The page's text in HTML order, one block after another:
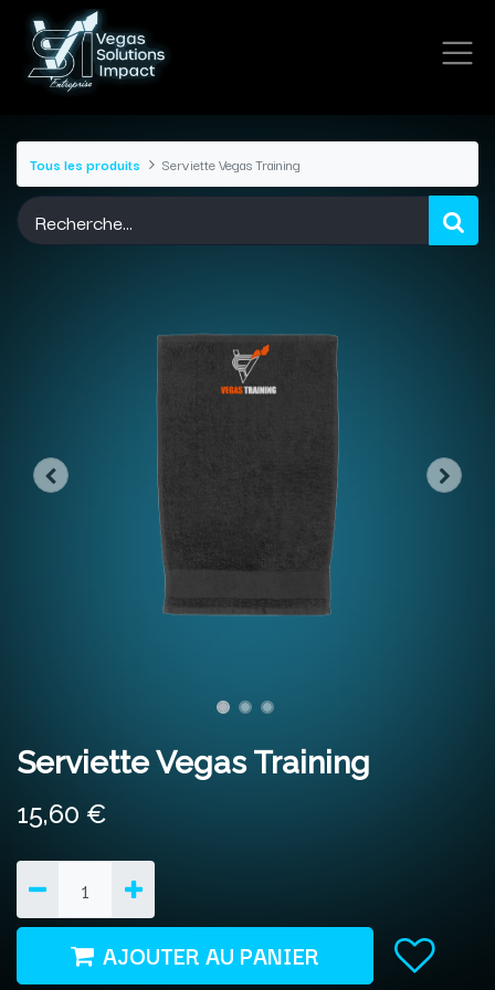
Tous les produits Serviette Vegas Training
Serviette Vegas Training
15,60 €
AJOUTER AU PANIER